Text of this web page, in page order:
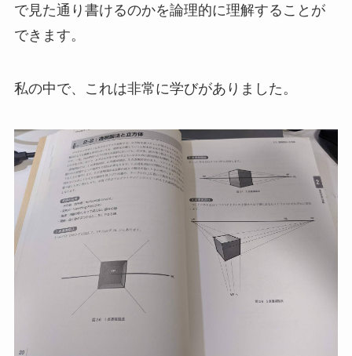
で見た通り書けるのかを論理的に理解することが
できます。
私の中で、これは非常に学びがありました。